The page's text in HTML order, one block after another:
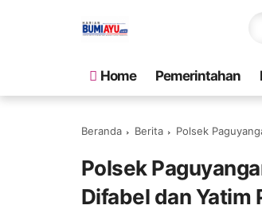
Home Pemerintahan
Beranda Berita Polsek
Polsek
Difabel dan Yatim